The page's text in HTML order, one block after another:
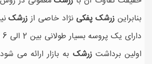
بنابراین زرشک پفکی نژاد خاصی اززرشک
اولین برداشت زرشک به بازار ارائه می